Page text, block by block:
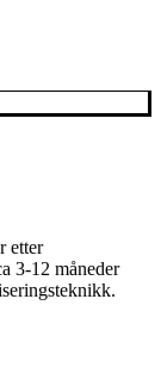
etter
3-12 måneder